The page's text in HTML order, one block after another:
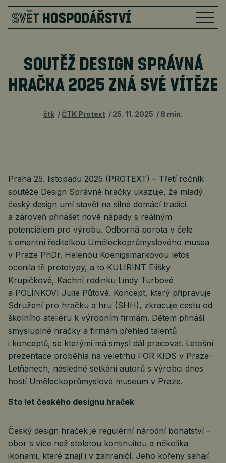
SOUTĚŽ DESIGN SPRÁVNÁ
HRAČKA 2025 ZNÁ SVÉ VÍTĚZE
čtk ČTK Protext 25. 11. 2025 8 min.
Praha 25. listopadu 2025 (PROTEXT) – Třetí ročník
soutěže Design Správné hračky ukazuje, že mladý
český design umí stavět na silné domácí tradici
a zároveň přinášet nové nápady s reálným
potenciálem pro výrobu. Odborná porota v čele
s emeritní ředitelkou Uměleckoprůmyslového musea
v Praze PhDr. Helenou Koenigsmarkovou letos
ocenila tři prototypy, a to KULIRINT Elišky
Krupičkové, Kachní rodinku Lindy Turbové
a POLÍNKOVI Julie Půtové. Koncept, který připravuje
Sdružení pro hračku a hru (SHH), zkracuje cestu od
školního ateliéru k výrobním firmám. Dětem přináší
smysluplné hračky a firmám přehled talentů
i konceptů, se kterými má smysl dál pracovat. Letošní
prezentace proběhla na veletrhu FOR KIDS v Praze-
Letňanech, následné setkání autorů s výrobci dnes
hostí Uměleckoprůmyslové museum v Praze.
Sto let českého designu hraček
Český design hraček je regulérní národní bohatství –
obor s více než stoletou kontinuitou a několika
ikonami, které znají i v zahraničí. Jeho kořeny sahají